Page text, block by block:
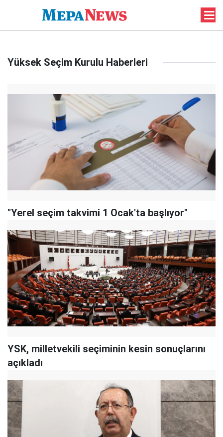
Yüksek Seçim Kurulu Haberleri
"Yerel seçim takvimi 1 Ocak'ta başlıyor"
YSK, milletvekili seçiminin kesin sonuçlarını
açıkladı